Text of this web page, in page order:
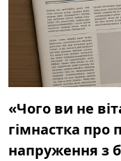
«Чого ви не
гімнастка про
напруження з